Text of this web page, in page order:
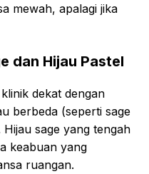
mewah, apalagi jika
dan Hijau Pastel
dekat dengan
berbeda (seperti sage
sage yang tengah
keabuan yang
ruangan.